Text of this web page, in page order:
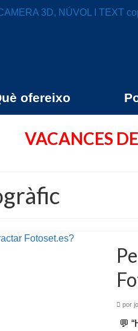
ofereixo
VACANCES
por
💬